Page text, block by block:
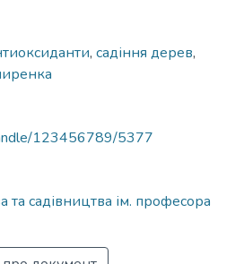
, садіння дерев,
123456789/5377
садівництва ім. професора